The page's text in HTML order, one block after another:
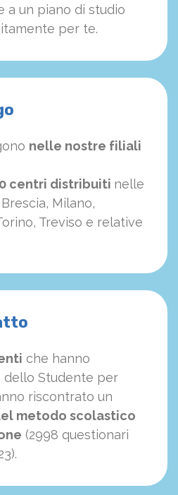
a un piano di studio
per te.
nelle nostre filiali
centri distribuiti nelle
Milano,
Treviso e relative
che hanno
dello Studente per
riscontrato un
metodo scolastico
(2998 questionari